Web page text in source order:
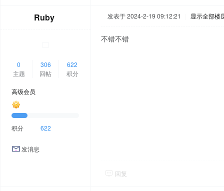
Ruby
0
主题
306
回帖
622
积分
高级会员
积分 622
发消息
发表于 2024-2-19 09:12:21 显示全部楼
不错不错
回复